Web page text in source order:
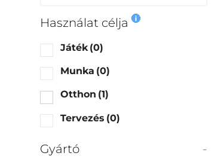
Használat célja
Játék (0)
Munka (0)
Otthon (1)
Tervezés (0)
Gyártó -